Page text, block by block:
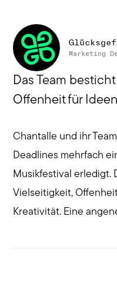
Marketing
Das Team
Offenheit für
Chantalle und ihr
Deadlines mehrfach
Musikfestival erledigt.
Vielseitigkeit,
Kreativität. Eine